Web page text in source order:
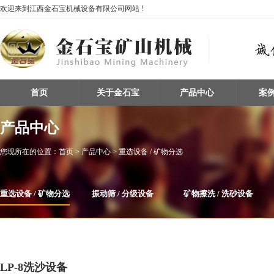
欢迎来到江西金石宝机械设备有限公司网站 !
首页 关于金石宝 产品中心 案
产品中心
您现所在的位置： 首页 > 产品中心 > 重选设备 / 矿物分选
重选设备 / 矿物分选 振动筛 / 分级设备 矿物擦洗 / 洗砂设备
LP-8洗沙设备